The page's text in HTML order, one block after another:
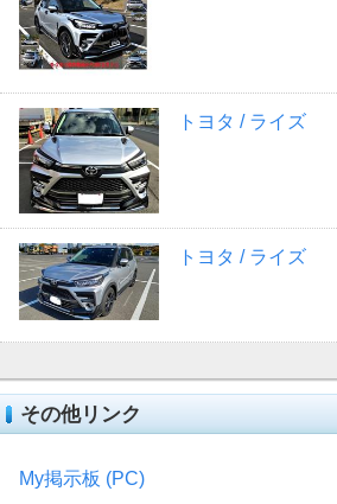
トヨタ / ライズ
トヨタ / ライズ
その他リンク
My掲示板 (PC)